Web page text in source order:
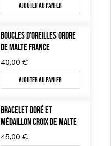
Ajouter au panier
BOUCLES D’OREILLES ORDRE
DE MALTE FRANCE
40,00 €
Ajouter au panier
BRACELET DORÉ ET
MÉDAILLON CROIX DE MALTE
45,00 €